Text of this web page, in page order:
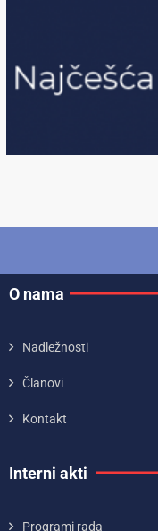
O nama
Nadležnosti
Članovi
Kontakt
Interni akti
Programi rada